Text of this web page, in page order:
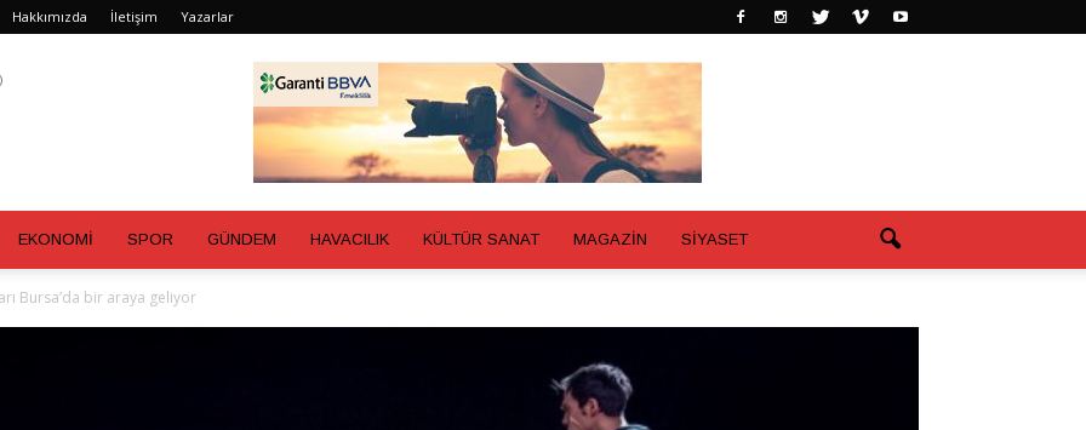
Hakkımızda İletişim Yazarlar
EKONOMİ SPOR GÜNDEM HAVACILIK KÜLTÜR SANAT MAGAZİN SİYASET
Bursa’da bir araya geliyor